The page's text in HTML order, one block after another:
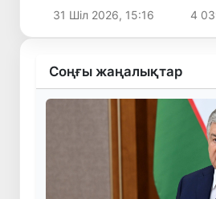
бейресми кездесуіне
31 Шіл 2026, 15:16 4
Соңғы жаңалықтар